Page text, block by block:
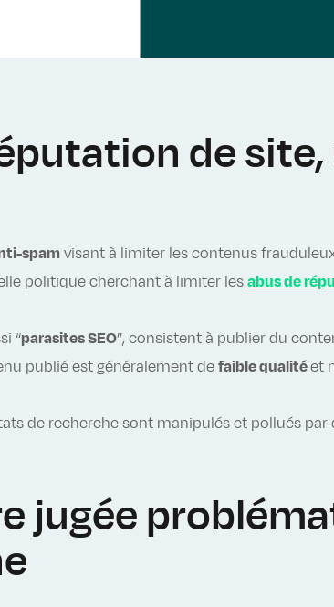
de
spam visant à limiter les contenus
politique cherchant à limiter les abus de
“parasites SEO”, consistent à publier du
publié est généralement de faible qualitéet
de recherche sont manipulés et pollués par
jugée